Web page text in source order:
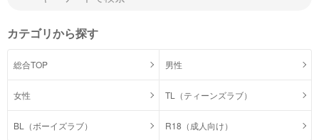
カテゴリから探す
総合TOP 男性
女性 TL（ティーンズラブ）
BL（ボーイズラブ） R18（成人向け）